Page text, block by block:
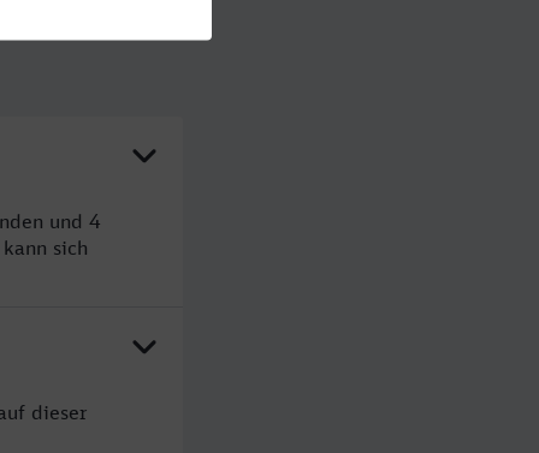
und 4
sich
dieser